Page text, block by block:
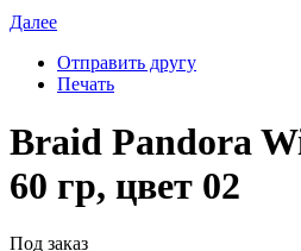
Далее
Отправить другу
Печать
Braid Pandora
60 гр, цвет 02
Под заказ